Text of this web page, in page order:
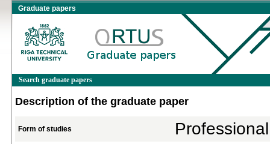
Graduate papers
Search graduate papers
Description of the graduate paper
Form of studies